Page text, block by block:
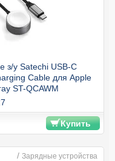
з/у Satechi USB-C
Cable для Apple
ST-QCAWM
Купить
/ Зарядные устройства